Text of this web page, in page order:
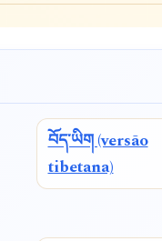
བོད་ཡིག (versão
tibetana)